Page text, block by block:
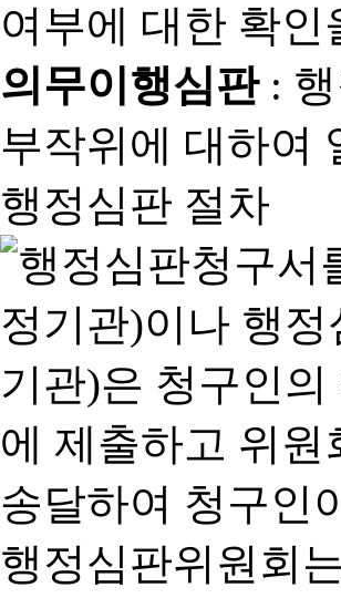
여부에 대한 확인
의무이행심판: 행
부작위에 대하여
행정심판 절차